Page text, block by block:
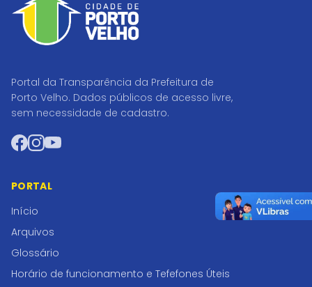
Portal da Transparência da Prefeitura de
Porto Velho. Dados públicos de acesso livre,
sem necessidade de cadastro.
Facebook
Instagram
YouTube
PORTAL
Início
Arquivos
Glossário
Horário de funcionamento e Tefefones Úteis